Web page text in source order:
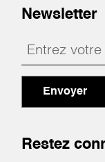
Newsletter
Envoyer
Restez